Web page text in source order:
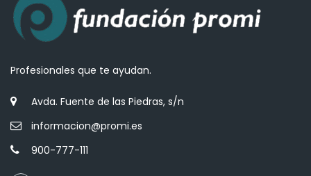
Profesionales que te ayudan.
Avda. Fuente de las Piedras, s/n
informacion@promi.es
900-777-111